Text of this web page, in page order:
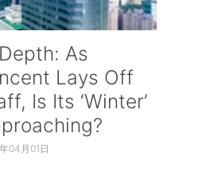
As
Lays Off
Is Its ‘Winter’
04月01日